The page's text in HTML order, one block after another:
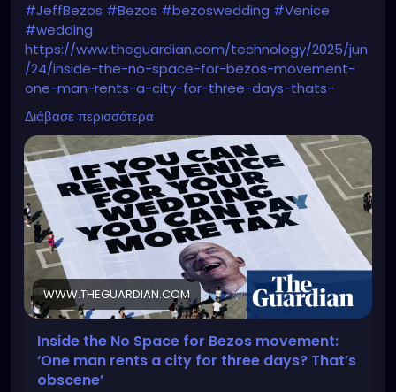
#JeffBezos #Bezos #bezoswedding #Venice
#wedding
https://www.theguardian.com/technology/2025/jun
/24/inside-the-no-space-for-bezos-movement-
one-man-rents-a-city-for-three-days-thats-
obscene
Διάβασε περισσότερα
WWW.THEGUARDIAN.COM
Inside the No Space for Bezos movement:
‘One man rents a city for three days? That’s
obscene’